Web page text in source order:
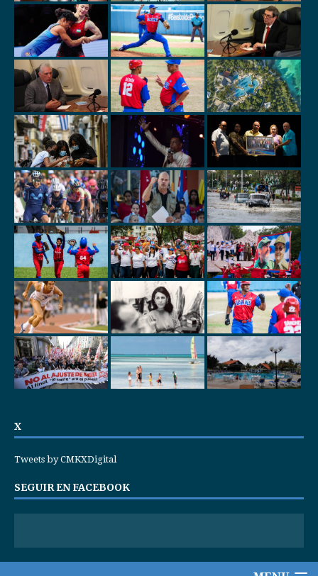
X
Tweets by CMKXDigital
SEGUIR EN FACEBOOK